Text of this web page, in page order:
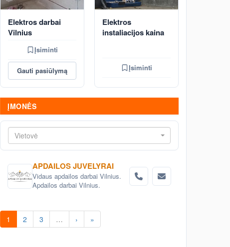
Elektros darbai
Vilnius
Įsiminti
Gauti pasiūlymą
Elektros
instaliacijos kaina
Įsiminti
ĮMONĖS
Vietovė
APDAILOS JUVELYRAI
Vidaus apdailos darbai Vilnius.
Apdailos darbai Vilnius.
1 2 3 … › »